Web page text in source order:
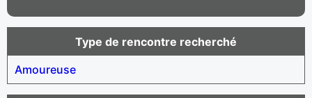
Type de rencontre recherché
Amoureuse